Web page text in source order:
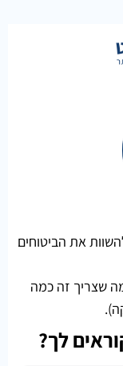
את הביטוחים
שצריך זה כמה
לך?